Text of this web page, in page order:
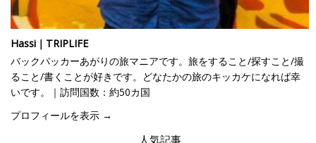
Hassi｜TRIPLIFE
バックパッカーあがりの旅マニアです。旅をすること/探すこと/撮
ること/書くことが好きです。どなたかの旅のキッカケになれば幸
いです。｜訪問国数：約50カ国
プロフィールを表示 →
人気記事